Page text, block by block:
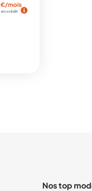
€/mois
en crédit
Nos top